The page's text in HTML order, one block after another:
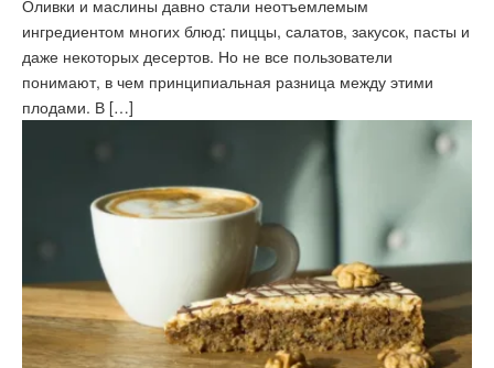
Оливки и маслины давно стали неотъемлемым
ингредиентом многих блюд: пиццы, салатов, закусок, пасты и
даже некоторых десертов. Но не все пользователи
понимают, в чем принципиальная разница между этими
плодами. В […]